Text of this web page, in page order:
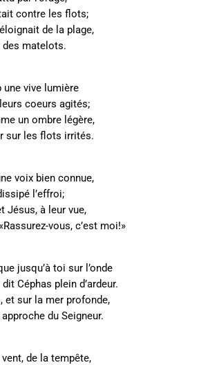
contre les flots;
de la plage,
des matelots.
une vive lumière
coeurs agités;
un ombre légère,
sur les flots irrités.
voix bien connue,
l’effroi;
Jésus, à leur vue,
vous, c’est moi!»
jusqu’à toi sur l’onde
Céphas plein d’ardeur.
et sur la mer profonde,
du Seigneur.
de la tempête,